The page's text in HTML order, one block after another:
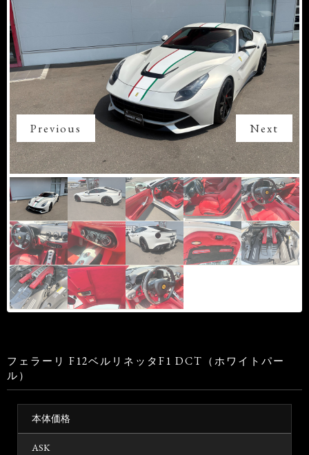
Previous Next
フェラーリ F12ベルリネッタF1 DCT（ホワイトパー
ル）
本体価格
ASK